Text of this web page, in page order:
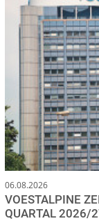
06.08.2026
VOESTALPINE
QUARTAL 2026/